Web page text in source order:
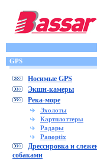
GPS
Носимые GPS
Экшн-камеры
Река-море
Эхолоты
Картплоттеры
Радары
Panoptix
Дрессировка и
собаками